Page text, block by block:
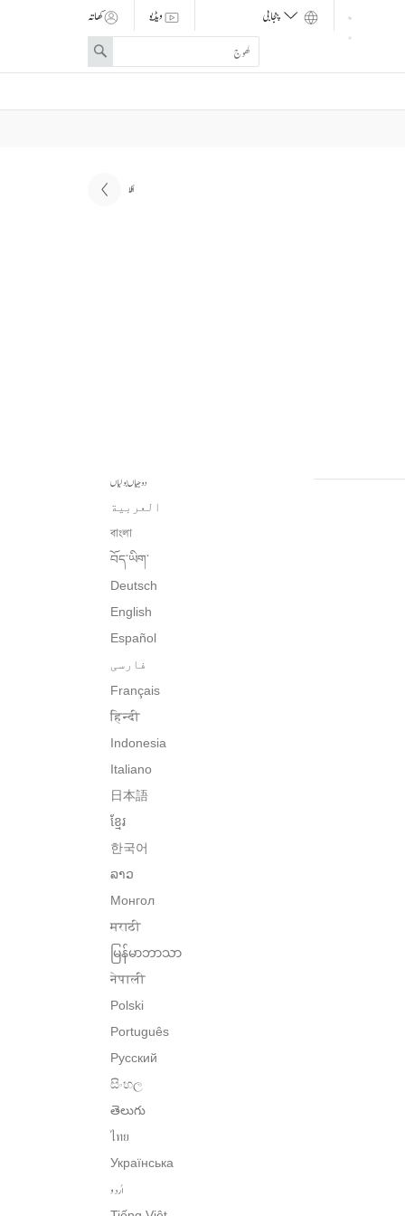
ویڈیو
کھاتہ
Enter
search
term
Search
اگلا
دوجیاں بولیاں
العربية
বাংলা
བོད་ཡིག་
Deutsch
English
Español
فارسی
Français
हिन्दी
Indonesia
Italiano
日本語
ខ្មែរ
한국어
ລາວ
Монгол
मराठी
မြန်မာဘာသာ
नेपाली
Polski
Português
Русский
සිංහල
తెలుగు
ไทย
Українська
اُردو